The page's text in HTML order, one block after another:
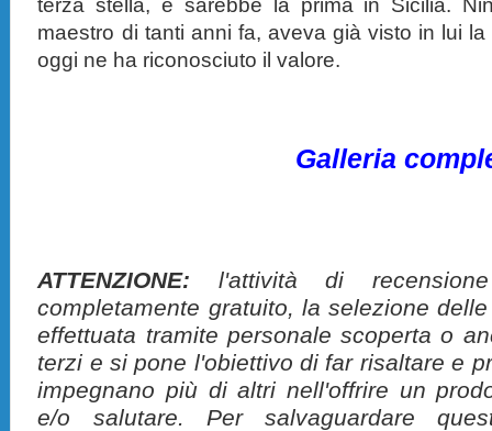
terza stella, e sarebbe la prima in Sicilia.
maestro di tanti anni fa, aveva già visto in lui
oggi ne ha riconosciuto il valore.
Galleria
ATTENZIONE: l'attività di
completamente gratuito, la selezione
effettuata tramite personale scoperta o
terzi e si pone l'obiettivo di far risaltare e
impegnano più di altri nell'offrire un
e/o salutare. Per salvaguardare